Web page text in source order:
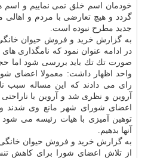
خودمان اسم خلق نمی نماییم و اسم
گردد و هیچ تعارضی با مردم و اهالی
جدید مطرح نبوده است.
به گزارش خرید و فروش حیوان خانگی
در ادامه عنوان نمود كه نامگذاری های
صورت تك تك باید بررسی شود اما حجت
واحد اظهار داشت: معمولا اعضای
رای می دادند كه این مساله سبب
آروین و نظری شد و آروین با
اعضای شورای شهر مانع وی شدند و
توهین آمیزی با هیات رئیسه می شود و
آنها بدهیم.
به گزارش خرید و فروش حیوان خانگی
از تلاش اعضای شورا برای كاهش